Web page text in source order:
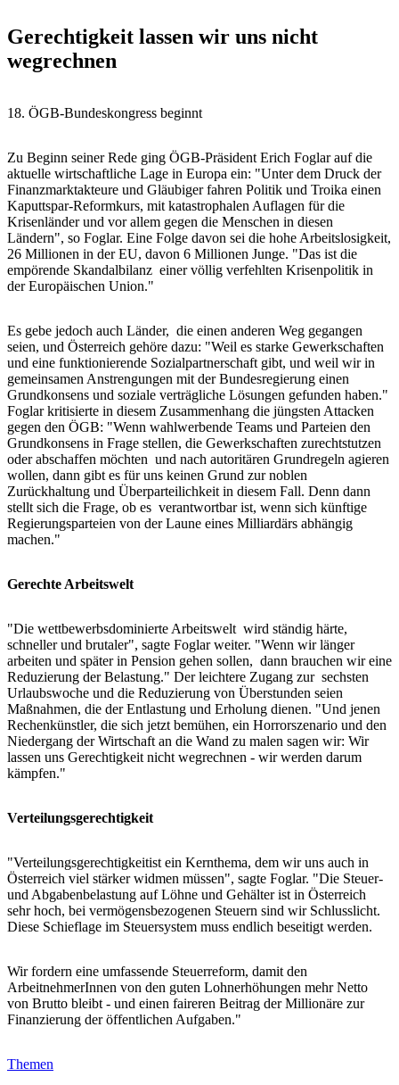
Gerechtigkeit lassen wir uns nicht
wegrechnen
18. ÖGB-Bundeskongress beginnt
Zu Beginn seiner Rede ging ÖGB-Präsident Erich Foglar auf die
aktuelle wirtschaftliche Lage in Europa ein: "Unter dem Druck der
Finanzmarktakteure und Gläubiger fahren Politik und Troika einen
Kaputtspar-Reformkurs, mit katastrophalen Auflagen für die
Krisenländer und vor allem gegen die Menschen in diesen
Ländern", so Foglar. Eine Folge davon sei die hohe Arbeitslosigkeit,
26 Millionen in der EU, davon 6 Millionen Junge. "Das ist die
empörende Skandalbilanz einer völlig verfehlten Krisenpolitik in
der Europäischen Union."
Es gebe jedoch auch Länder, die einen anderen Weg gegangen
seien, und Österreich gehöre dazu: "Weil es starke Gewerkschaften
und eine funktionierende Sozialpartnerschaft gibt, und weil wir in
gemeinsamen Anstrengungen mit der Bundesregierung einen
Grundkonsens und soziale verträgliche Lösungen gefunden haben."
Foglar kritisierte in diesem Zusammenhang die jüngsten Attacken
gegen den ÖGB: "Wenn wahlwerbende Teams und Parteien den
Grundkonsens in Frage stellen, die Gewerkschaften zurechtstutzen
oder abschaffen möchten und nach autoritären Grundregeln agieren
wollen, dann gibt es für uns keinen Grund zur noblen
Zurückhaltung und Überparteilichkeit in diesem Fall. Denn dann
stellt sich die Frage, ob es verantwortbar ist, wenn sich künftige
Regierungsparteien von der Laune eines Milliardärs abhängig
machen."
Gerechte Arbeitswelt
"Die wettbewerbsdominierte Arbeitswelt wird ständig härte,
schneller und brutaler", sagte Foglar weiter. "Wenn wir länger
arbeiten und später in Pension gehen sollen, dann brauchen wir eine
Reduzierung der Belastung." Der leichtere Zugang zur sechsten
Urlaubswoche und die Reduzierung von Überstunden seien
Maßnahmen, die der Entlastung und Erholung dienen. "Und jenen
Rechenkünstler, die sich jetzt bemühen, ein Horrorszenario und den
Niedergang der Wirtschaft an die Wand zu malen sagen wir: Wir
lassen uns Gerechtigkeit nicht wegrechnen - wir werden darum
kämpfen."
Verteilungsgerechtigkeit
"Verteilungsgerechtigkeitist ein Kernthema, dem wir uns auch in
Österreich viel stärker widmen müssen", sagte Foglar. "Die Steuer-
und Abgabenbelastung auf Löhne und Gehälter ist in Österreich
sehr hoch, bei vermögensbezogenen Steuern sind wir Schlusslicht.
Diese Schieflage im Steuersystem muss endlich beseitigt werden.
Wir fordern eine umfassende Steuerreform, damit den
ArbeitnehmerInnen von den guten Lohnerhöhungen mehr Netto
von Brutto bleibt - und einen faireren Beitrag der Millionäre zur
Finanzierung der öffentlichen Aufgaben."
Themen